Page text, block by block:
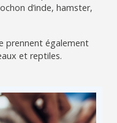
d’inde, hamster,
prennent également
et reptiles.